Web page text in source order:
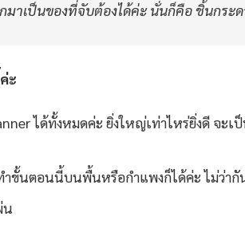
าเป็นของที่จับต้องได้ค่ะ นั่นก็คือ ชิ้นกระด
ะ
ได้ทั้งหมดค่ะ ยิ่งใหญ่เท่าไหร่ยิ่งดี จะเ
ำขั้นตอนนี้บนพื้นหรือกำแพงก็ได้ค่ะ ไม่ว่ากั
น